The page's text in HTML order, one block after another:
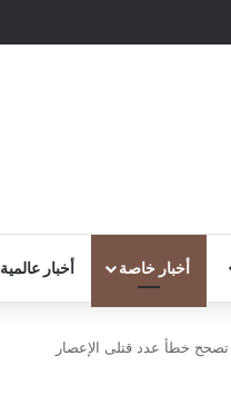
HOMEأخبار خاصة أخبار عالمية